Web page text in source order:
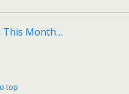
This Month…
top